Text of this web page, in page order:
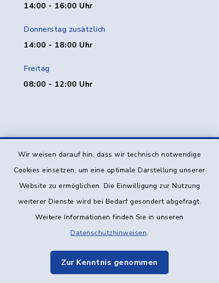
Wir weisen darauf hin, dass wir technisch notwendige
Cookies einsetzen, um eine optimale Darstellung unserer
Website zu ermöglichen. Die Einwilligung zur Nutzung
weiterer Dienste wird bei Bedarf gesondert abgefragt.
Weitere Informationen finden Sie in unseren
Datenschutzhinweisen.
Zur Kenntnis genommen
14:00 - 16:00 Uhr
Donnerstag zusätzlich
14:00 - 18:00 Uhr
Freitag
08:00 - 12:00 Uhr
Kontakt
Barrierefreiheit
Datenschutz
Elektronische Kommunikation